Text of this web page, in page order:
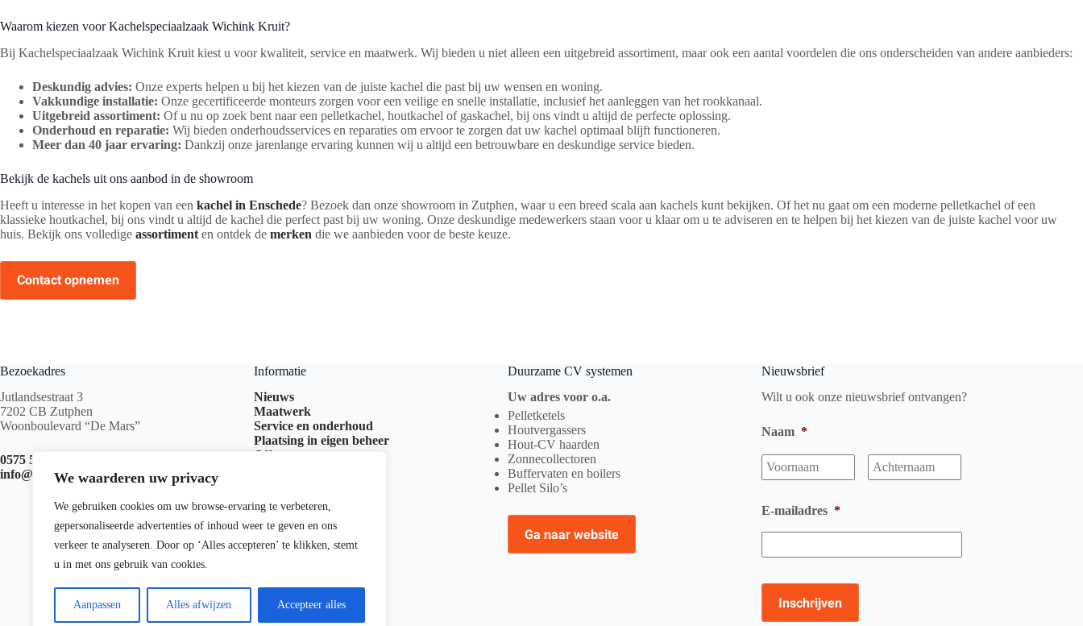
We waarderen uw privacy
We gebruiken cookies om uw browse-ervaring te verbeteren,
gepersonaliseerde advertenties of inhoud weer te geven en ons
verkeer te analyseren. Door op ‘Alles accepteren’ te klikken, stemt
u in met ons gebruik van cookies.
Aanpassen Alles afwijzen Accepteer alles
Waarom kiezen voor Kachelspeciaalzaak Wichink Kruit?
Bij Kachelspeciaalzaak Wichink Kruit kiest u voor kwaliteit, service en maatwerk. Wij bieden u niet alleen een uitgebreid assortiment, maar ook een aantal voordelen die ons onderscheiden van andere aanbieders:
Deskundig advies: Onze experts helpen u bij het kiezen van de juiste kachel die past bij uw wensen en woning.
Vakkundige installatie: Onze gecertificeerde monteurs zorgen voor een veilige en snelle installatie, inclusief het aanleggen van het rookkanaal.
Uitgebreid assortiment: Of u nu op zoek bent naar een pelletkachel, houtkachel of gaskachel, bij ons vindt u altijd de perfecte oplossing.
Onderhoud en reparatie: Wij bieden onderhoudsservices en reparaties om ervoor te zorgen dat uw kachel optimaal blijft functioneren.
Meer dan 40 jaar ervaring: Dankzij onze jarenlange ervaring kunnen wij u altijd een betrouwbare en deskundige service bieden.
Bekijk de kachels uit ons aanbod in de showroom
Heeft u interesse in het kopen van een kachel in Enschede? Bezoek dan onze showroom in Zutphen, waar u een breed scala aan kachels kunt bekijken. Of het nu gaat om een moderne pelletkachel of een
klassieke houtkachel, bij ons vindt u altijd de kachel die perfect past bij uw woning. Onze deskundige medewerkers staan voor u klaar om u te adviseren en te helpen bij het kiezen van de juiste kachel voor uw
huis. Bekijk ons volledige assortiment en ontdek de merken die we aanbieden voor de beste keuze.
Contact opnemen
Bezoekadres
Jutlandsestraat 3
7202 CB Zutphen
Woonboulevard “De Mars”
0575 517 999
info@kachelswk.nl
Informatie
Nieuws
Maatwerk
Service en onderhoud
Plaatsing in eigen beheer
Offerte aanvragen
Duurzame CV systemen
Uw adres voor o.a.
Pelletketels
Houtvergassers
Hout-CV haarden
Zonnecollectoren
Buffervaten en boilers
Pellet Silo’s
Ga naar website
Nieuwsbrief
Wilt u ook onze nieuwsbrief ontvangen?
Naam *
Voornaam
E-mailadres *